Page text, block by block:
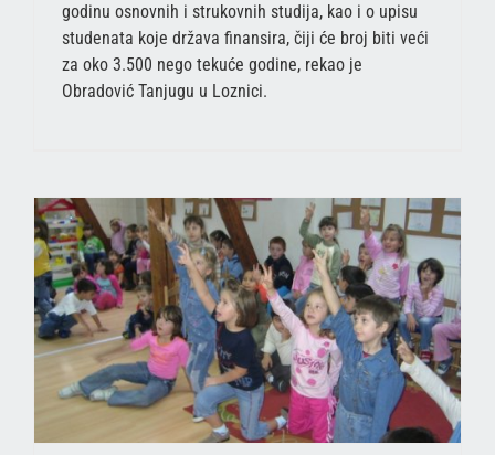
godinu osnovnih i strukovnih studija, kao i o upisu
studenata koje država finansira, čiji će broj biti veći
za oko 3.500 nego tekuće godine, rekao je
Obradović Tanjugu u Loznici.